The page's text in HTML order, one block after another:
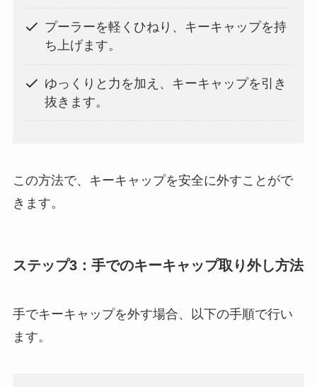
プーラーを軽くひねり、キーキャップを持
ち上げます。
ゆっくりと力を加え、キーキャップを引き
抜きます。
この方法で、キーキャップを安全に外すことがで
きます。
ステップ3：手でのキーキャップ取り外し方法
手でキーキャップを外す場合、以下の手順で行い
ます。